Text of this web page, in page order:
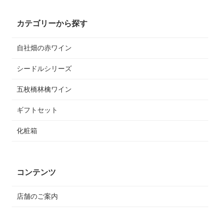
カテゴリーから探す
自社畑の赤ワイン
シードルシリーズ
五枚橋林檎ワイン
ギフトセット
化粧箱
コンテンツ
店舗のご案内